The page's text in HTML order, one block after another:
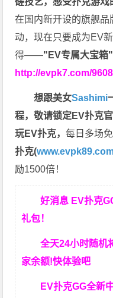
在国内新开设的旗舰
动，现在只要成为EV
得——"EV专属大宝箱
http://evpk7.com/
想跟美女Sashimi
程，敬请锁定EV扑克
玩EV扑克，每日多场
扑克(
励1500倍！
好消息 EV扑克
礼包！
全天24小时随机
家余额!快体验吧
EV扑克GG全新